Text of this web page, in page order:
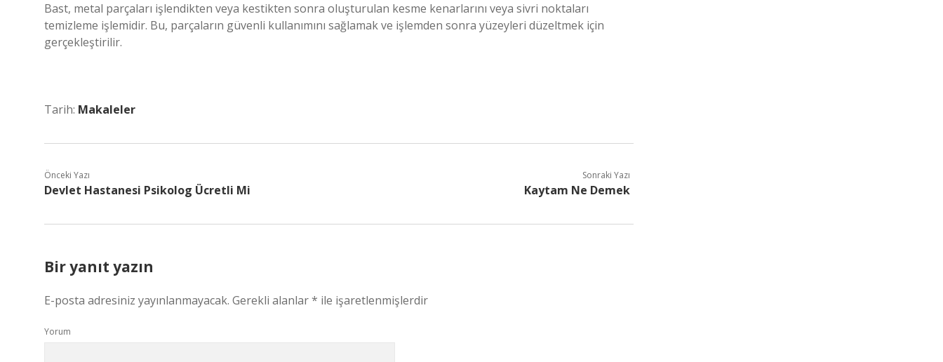
Bast, metal parçaları işlendikten veya kestikten sonra oluşturulan kesme kenarlarını veya sivri noktaları
temizleme işlemidir. Bu, parçaların güvenli kullanımını sağlamak ve işlemden sonra yüzeyleri düzeltmek için
gerçekleştirilir.
Tarih: Makaleler
Önceki Yazı
Devlet Hastanesi Psikolog Ücretli Mi
Sonraki Yazı
Kaytam Ne Demek
Bir yanıt yazın
E-posta adresiniz yayınlanmayacak. Gerekli alanlar* ile işaretlenmişlerdir
Yorum